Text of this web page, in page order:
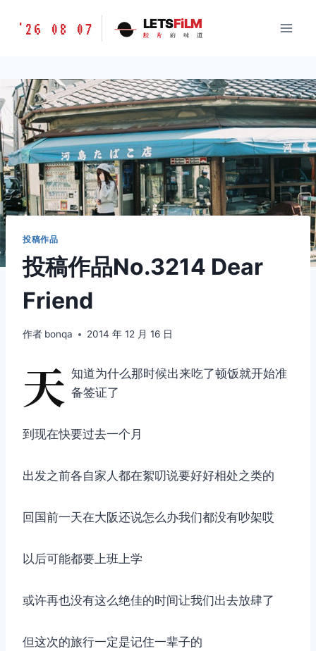
胶
味
道
LETSFILM
'26 08 07 LETSFiLM
胶 片 的 味 道
投稿作品
投稿作品No.3214 Dear
Friend
作者 bonqa 2014 年 12 月 16 日
天 知道为什么那时候出来吃了顿饭就开始准
备签证了
到现在快要过去一个月
出发之前各自家人都在絮叨说要好好相处之类的
回国前一天在大阪还说怎么办我们都没有吵架哎
以后可能都要上班上学
或许再也没有这么绝佳的时间让我们出去放肆了
但这次的旅行一定是记住一辈子的